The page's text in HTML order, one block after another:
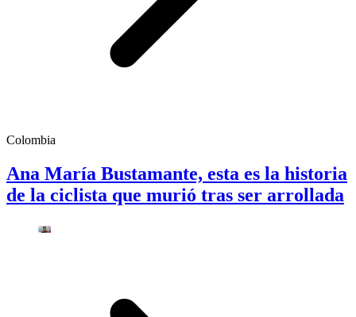
Colombia
Ana María Bustamante, esta es la historia
de la ciclista que murió tras ser arrollada